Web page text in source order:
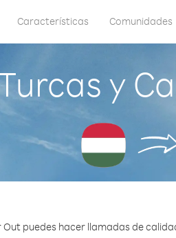
Características Comunidades
y
Out puedes hacer llamadas de